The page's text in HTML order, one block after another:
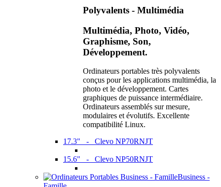
Polyvalents - Multimédia
Multimédia, Photo, Vidéo,
Graphisme, Son,
Développement.
Ordinateurs portables très polyvalents
conçus pour les applications multimédia, la
photo et le développement. Cartes
graphiques de puissance intermédiaire.
Ordinateurs assemblés sur mesure,
modulaires et évolutifs. Excellente
compatibilité Linux.
17.3" - Clevo NP70RNJT
15.6" - Clevo NP50RNJT
Business -